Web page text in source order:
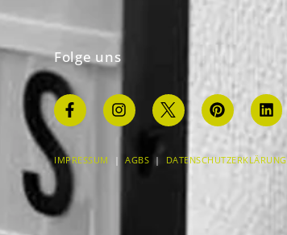
Folge uns
IMPRESSUM | AGBS | DATENSCHUTZERKLÄRUNG